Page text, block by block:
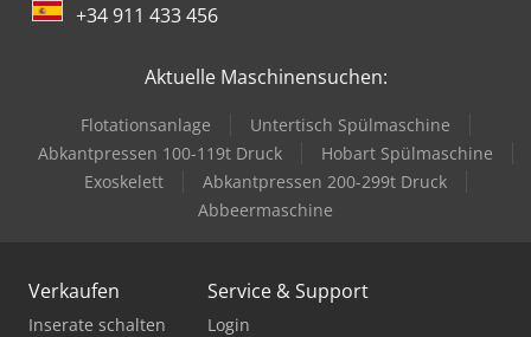
+34 911 433 456
Aktuelle Maschinensuchen:
Flotationsanlage
Untertisch Spülmaschine
Abkantpressen 100-119t Druck
Hobart Spülmaschine
Exoskelett
Abkantpressen 200-299t Druck
Abbeermaschine
Verkaufen
Inserate schalten
Service & Support
Login